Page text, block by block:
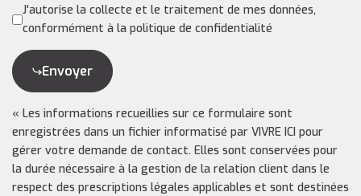
J'autorise la collecte et le traitement de mes données,
conformément à la politique de confidentialité
Envoyer
« Les informations recueillies sur ce formulaire sont
enregistrées dans un fichier informatisé par VIVRE ICI pour
gérer votre demande de contact. Elles sont conservées pour
la durée nécessaire à la gestion de la relation client dans le
respect des prescriptions légales applicables et sont destinées